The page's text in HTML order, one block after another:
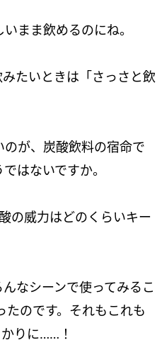
まま飲めるのにね。
たいときは「さっさと飲
が、炭酸飲料の宿命で
はないですか。
の威力はどのくらいキー
なシーンで使ってみるこ
たのです。それもこれも
りに……！